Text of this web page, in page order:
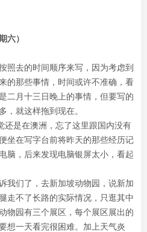
六）
照去的时间顺序来写，因为考虑到
的那些事情，时间或许不准确，看
二月十三日晚上的事情，但要写的
，就这样拖到现在。
还是在澳洲，忘了这里跟国内没有
坐在写字台前将昨天的那些经历记
脑，后来发现电脑银屏太小，看起
我们了，去新加坡动物园，说新加
走不了长路的实际情况，只逛其中
物园有三个展区，每个展区展出的
想一天看完很困难。加上天气炎